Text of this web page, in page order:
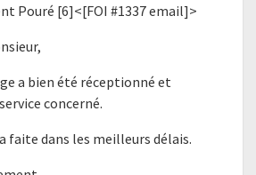
Pouré [6]<[FOI #1337 email]>
a bien été réceptionné et
concerné.
faite dans les meilleurs délais.